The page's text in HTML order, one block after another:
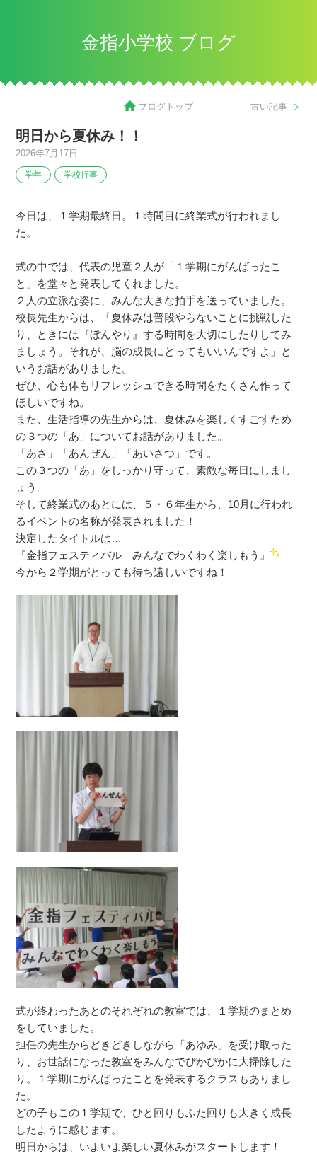
金指小学校 ブログ
古い記事
ブログトップ
明日から夏休み！！
2026年7月17日
学年 学校行事
今日は、１学期最終日。１時間目に終業式が行われまし
た。
式の中では、代表の児童２人が「１学期にがんばったこ
と」を堂々と発表してくれました。
２人の立派な姿に、みんな大きな拍手を送っていました。
校長先生からは、「夏休みは普段やらないことに挑戦した
り、ときには『ぼんやり』する時間を大切にしたりしてみ
ましょう。それが、脳の成長にとってもいいんですよ」と
いうお話がありました。
ぜひ、心も体もリフレッシュできる時間をたくさん作って
ほしいですね。
また、生活指導の先生からは、夏休みを楽しくすごすため
の３つの「あ」についてお話がありました。
「あさ」「あんぜん」「あいさつ」です。
この３つの「あ」をしっかり守って、素敵な毎日にしまし
ょう。
そして終業式のあとには、５・６年生から、10月に行われ
るイベントの名称が発表されました！
決定したタイトルは…
『金指フェスティバル みんなでわくわく楽しもう』
今から２学期がとっても待ち遠しいですね！
式が終わったあとのそれぞれの教室では、１学期のまとめ
をしていました。
担任の先生からどきどきしながら「あゆみ」を受け取った
り、お世話になった教室をみんなでぴかぴかに大掃除した
り。１学期にがんばったことを発表するクラスもありまし
た。
どの子もこの１学期で、ひと回りもふた回りも大きく成長
したように感じます。
明日からは、いよいよ楽しい夏休みがスタートします！